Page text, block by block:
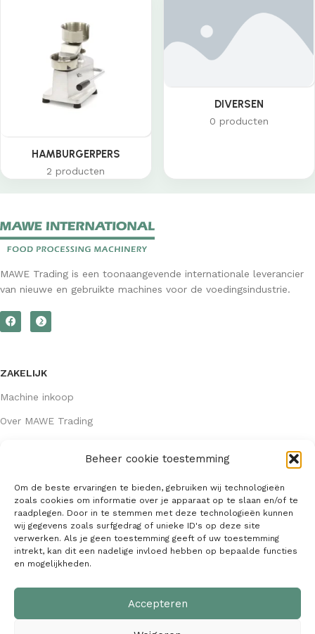
Beheer cookie toestemming
Om de beste ervaringen te bieden, gebruiken wij technologieën
zoals cookies om informatie over je apparaat op te slaan en/of te
raadplegen. Door in te stemmen met deze technologieën kunnen
wij gegevens zoals surfgedrag of unieke ID's op deze site
verwerken. Als je geen toestemming geeft of uw toestemming
intrekt, kan dit een nadelige invloed hebben op bepaalde functies
en mogelijkheden.
Accepteren
HAMBURGERPERS
2 producten
DIVERSEN
0 producten
MAWE Trading is een toonaangevende internationale leverancier
van nieuwe en gebruikte machines voor de voedingsindustrie.
ZAKELIJK
Machine inkoop
Over MAWE Trading
Algemene voorwaarden
KVK: 64407667
info@mawetrading.nl
+31 6 53 270 335
| Webdesign: